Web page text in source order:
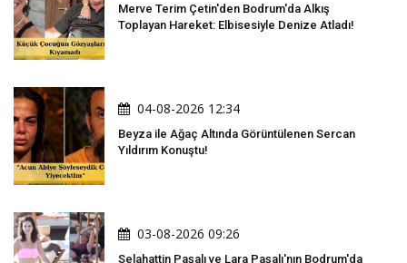
Merve Terim Çetin'den Bodrum'da Alkış
Toplayan Hareket: Elbisesiyle Denize Atladı!
04-08-2026 12:34
Beyza ile Ağaç Altında Görüntülenen Sercan
Yıldırım Konuştu!
03-08-2026 09:26
Selahattin Paşalı ve Lara Paşalı'nın Bodrum'da